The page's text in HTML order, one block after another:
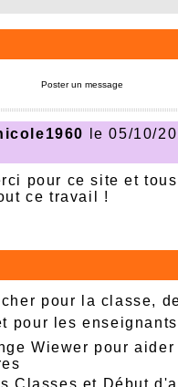
Poster un message
le 05/10/
pour ce site et
ce travail !
pour la classe,
pour les
Wiewer pour
Classes et Début